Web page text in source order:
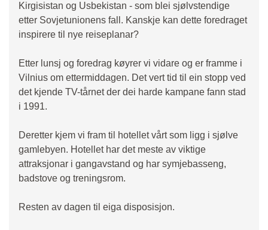
Kirgisistan og Usbekistan - som blei sjølvstendige
etter Sovjetunionens fall. Kanskje kan dette foredraget
inspirere til nye reiseplanar?
Etter lunsj og foredrag køyrer vi vidare og er framme i
Vilnius om ettermiddagen. Det vert tid til ein stopp ved
det kjende TV-tårnet der dei harde kampane fann stad
i 1991.
Deretter kjem vi fram til hotellet vårt som ligg i sjølve
gamlebyen. Hotellet har det meste av viktige
attraksjonar i gangavstand og har symjebasseng,
badstove og treningsrom.
Resten av dagen til eiga disposisjon.